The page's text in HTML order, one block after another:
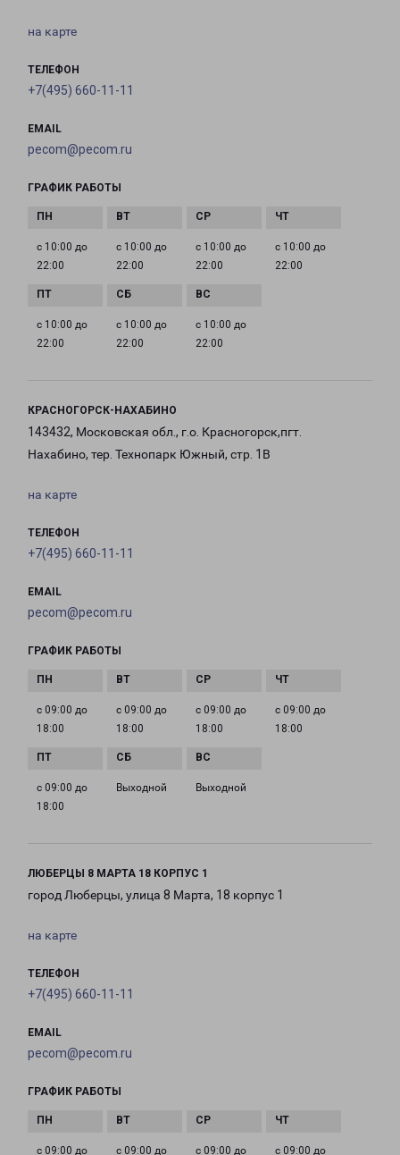
на карте
ТЕЛЕФОН
+7(495) 660-11-11
EMAIL
pecom@pecom.ru
ГРАФИК РАБОТЫ
с 10:00 до
22:00
с 10:00 до
22:00
с 10:00 до
22:00
с 10:00 до
22:00
с 10:00 до
22:00
с 10:00 до
22:00
с 10:00 до
22:00
КРАСНОГОРСК-НАХАБИНО
143432, Московская обл., г.о. Красногорск,пгт.
Нахабино, тер. Технопарк Южный, стр. 1В
на карте
ТЕЛЕФОН
+7(495) 660-11-11
EMAIL
pecom@pecom.ru
ГРАФИК РАБОТЫ
с 09:00 до
18:00
с 09:00 до
18:00
с 09:00 до
18:00
с 09:00 до
18:00
с 09:00 до
18:00
Выходной Выходной
ЛЮБЕРЦЫ 8 МАРТА 18 КОРПУС 1
город Люберцы, улица 8 Марта, 18 корпус 1
на карте
ТЕЛЕФОН
+7(495) 660-11-11
EMAIL
pecom@pecom.ru
ГРАФИК РАБОТЫ
с 09:00 до
с 09:00 до
с 09:00 до
с 09:00 до